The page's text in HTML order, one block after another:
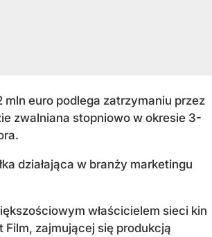
mln euro podlega zatrzymaniu przez
zwalniana stopniowo w okresie 3-
działająca w branży marketingu
właścicielem sieci kin
Film, zajmującej się produkcją